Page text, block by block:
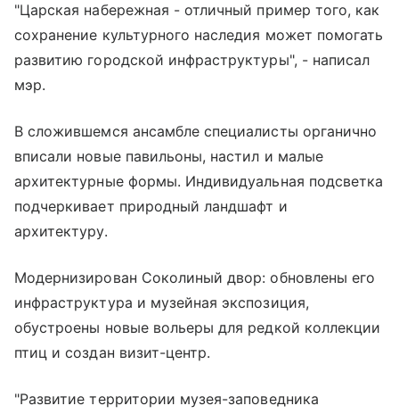
"Царская набережная - отличный пример того, как
сохранение культурного наследия может помогать
развитию городской инфраструктуры", - написал
мэр.
В сложившемся ансамбле специалисты органично
вписали новые павильоны, настил и малые
архитектурные формы. Индивидуальная подсветка
подчеркивает природный ландшафт и
архитектуру.
Модернизирован Соколиный двор: обновлены его
инфраструктура и музейная экспозиция,
обустроены новые вольеры для редкой коллекции
птиц и создан визит-центр.
"Развитие территории музея-заповедника